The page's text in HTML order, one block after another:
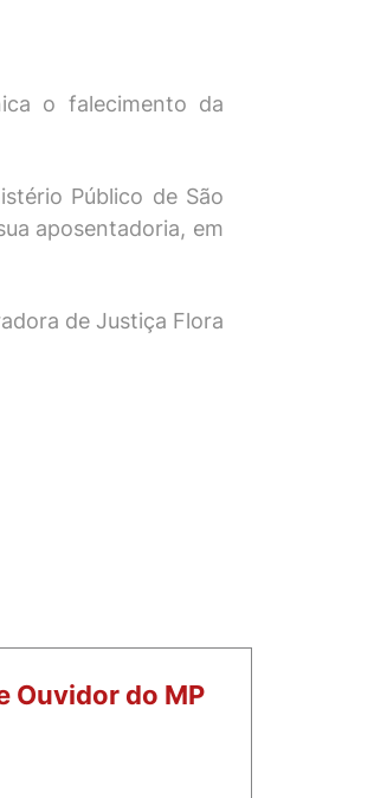
o falecimento da
Público de São
aposentadoria, em
de Justiça Flora
Ouvidor do MP